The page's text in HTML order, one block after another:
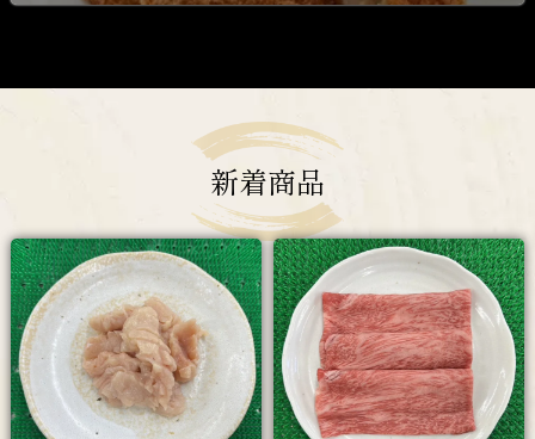
新着商品